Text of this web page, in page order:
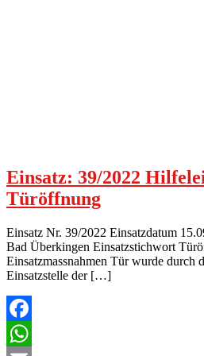
Einsatz: 39/2022
Türöffnung
Einsatz Nr. 39/2022 Einsatzdatum
Bad Überkingen Einsatzstichwort
Einsatzmassnahmen Tür wurde durch
Einsatzstelle der […]
Facebook